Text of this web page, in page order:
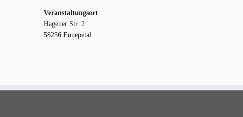
Veranstaltungsort
Hagener Str. 2
58256 Ennepetal